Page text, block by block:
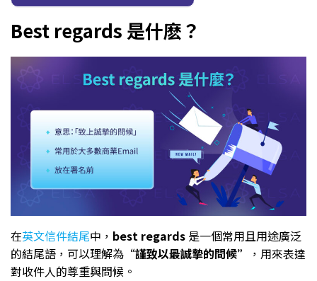
Best regards 是什麽？
在英文信件結尾中， best regards 是一個常用且用途廣泛
的結尾語，可以理解為“謹致以最誠摯的問候”
，用來表達
對收件人的尊重與問候。